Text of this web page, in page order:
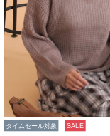
タイムセール対象 SALE